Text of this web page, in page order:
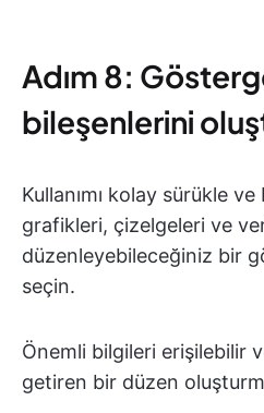
Adım 8:
bileşenlerini
Kullanımı kolay sürükle
grafikleri, çizelgeleri ve
düzenleyebileceğiniz bir
seçin.
Önemli bilgileri erişilebilir
getiren bir düzen